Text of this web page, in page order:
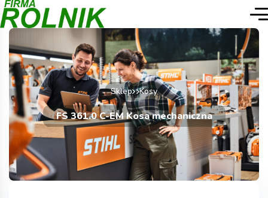
Sklep Kosy
FS 361.0 C-EM Kosa mechaniczna